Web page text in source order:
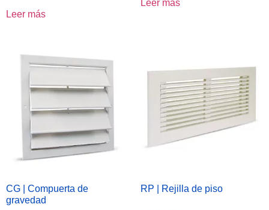
Leer más
Leer más
CG | Compuerta de
gravedad
RP | Rejilla de piso